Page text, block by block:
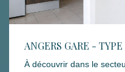
ANGERS GARE - TYPE
À découvrir dans le